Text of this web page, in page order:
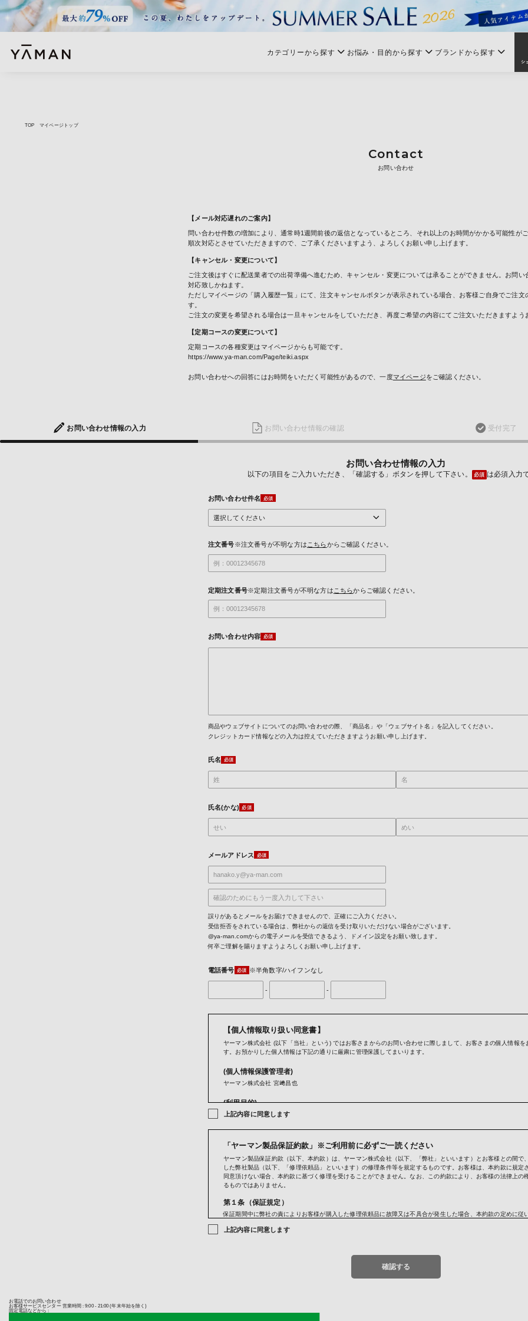
カテゴリーから探す お悩み・目的から探す ブランドから探す
TOP マイページトップ
Contact
お問い合わせ
【メール対応遅れのご案内】
問い合わせ件数の増加により、通常時1週間前後の返信となっているところ、それ以上のお時間がかかる可能性がご
順次対応とさせていただきますので、ご了承くださいますよう、よろしくお願い申し上げます。
【キャンセル・変更について】
ご注文後はすぐに配送業者での出荷準備へ進むため、キャンセル・変更については承ることができません。お問い
対応致しかねます。
ただしマイページの「購入履歴一覧」にて、注文キャンセルボタンが表示されている場合、お客様ご自身でご注文
す。
ご注文の変更を希望される場合は一旦キャンセルをしていただき、再度ご希望の内容にてご注文いただきますよう
【定期コースの変更について】
定期コースの各種変更はマイページからも可能です。
https://www.ya-man.com/Page/teiki.aspx
お問い合わせへの回答にはお時間をいただく可能性があるので、一度マイページをご確認ください。
お問い合わせ情報の入力 お問い合わせ情報の確認 受付完了
お問い合わせ情報の入力
以下の項目をご入力いただき、「確認する」ボタンを押して下さい。 必須 は必須入力
お問い合わせ件名
注文番号※注文番号が不明な方は こちらからご確認ください。
定期注文番号※定期注文番号が不明な方は こちらからご確認ください。
お問い合わせ内容
商品やウェブサイトについてのお問い合わせの際、「商品名」や「ウェブサイト名」を記入してください。
クレジットカード情報などの入力は控えていただきますようお願い申し上げます。
氏名
氏名(かな)
メールアドレス
誤りがあるとメールをお届けできませんので、正確にご入力ください。
受信拒否をされている場合は、弊社からの返信を受け取りいただけない場合がございます。
@ya-man.comからの電子メールを受信できるよう、ドメイン設定をお願い致します。
何卒ご理解を賜りますようよろしくお願い申し上げます。
電話番号 ※半角数字/ハイフンなし
- -
【個人情報取り扱い同意書】
ヤーマン株式会社 (以下「当社」という) ではお客さまからのお問い合わせに際しまして、お客さまの個人情報を
す。お預かりした個人情報は下記の通りに厳粛に管理保護してまいります。
(個人情報保護管理者)
ヤーマン株式会社 宮﨑昌也
(利用目的)
ご購入商品・レンタル品・懸賞賞品・キャンペーン商品・試供品・カタログ・DM・情報誌・ご案内等の発送
当社のサービスのご案内、サポート情報の提供のため
成果確認のため
当社におけるサービス向上のため
クレジットカードの不正利用検知・防止のため
(第三者への提供)
当社では法律に基づく場合および次の場合を除き、お預かりしました個人情報は原則第三者への提供はいたしま
当社は、クレジットカード決済において、3Dセキュア2.0に対応し、クレジットカードの不正利用対策を行って
ため、当社がお客さまから収集したカード情報（カード名義・カード番号・有効期間）、メールアドレス、電話
お客さまが利用されているカード発行会社が外国にある場合、これらの情報は当該発行会社が所属する国に移転
ります。当社では、お客様から収集した情報からは、ご利用のカード発行会社及び当該会社が所在する国を特定
ないため、以下の個人情報保護措置に関する情報を把握して、ご提供することはできません。
上記内容に同意します
「ヤーマン製品保証約款」※ご利用前に必ずご一読ください
ヤーマン製品保証約款（以下、本約款）は、ヤーマン株式会社（以下、「弊社」といいます）とお客様との間で
した弊社製品（以下、「修理依頼品」といいます）の修理条件等を規定するものです。お客様は、本約款に規定
同意頂けない場合、本約款に基づく修理を受けることができません。なお、この約款により、お客様の法律上の
るものではありません。
第１条（保証規定）
保証期間中に弊社の責によりお客様が購入した修理依頼品に故障又は不具合が発生した場合、本約款の定めに従
販売店が主催するイベントやキャンペーン等を通して弊社製品を取得した場合、当該取得した日から保証期間を
します。なお、本約款において、正規販売店とは、弊社と取引のある法人又は弊社と取引のある仲卸業者等の法
上記内容に同意します
確認する
お電話でのお問い合わせ
お客様サービスセンター 営業時間 : 9:00 - 21:00 (年末年始を除く)
固定電話などから :